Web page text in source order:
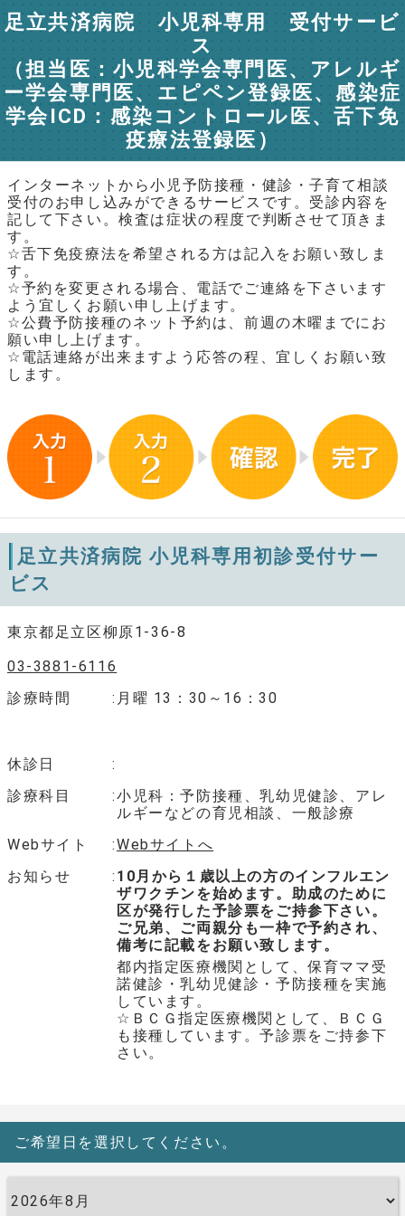
足立共済病院 小児科専用 受付サービ
ス
（担当医：小児科学会専門医、アレルギ
ー学会専門医、エピペン登録医、感染症
学会ICD：感染コントロール医、舌下免
疫療法登録医）
インターネットから小児予防接種・健診・子育て相談
受付のお申し込みができるサービスです。受診内容を
記して下さい。検査は症状の程度で判断させて頂きま
す。
☆舌下免疫療法を希望される方は記入をお願い致しま
す。
☆予約を変更される場合、電話でご連絡を下さいます
よう宜しくお願い申し上げます。
☆公費予防接種のネット予約は、前週の木曜までにお
願い申し上げます。
☆電話連絡が出来ますよう応答の程、宜しくお願い致
します。
足立共済病院 小児科専用初診受付サー
ビス
東京都足立区柳原1-36-8
03-3881-6116
診療時間
月曜 13：30～16：30
休診日
診療科目
小児科：予防接種、乳幼児健診、アレ
ルギーなどの育児相談、一般診療
Webサイト
Webサイトへ
お知らせ
10月から１歳以上の方のインフルエン
ザワクチンを始めます。助成のために
区が発行した予診票をご持参下さい。
ご兄弟、ご両親分も一枠で予約され、
備考に記載をお願い致します。
都内指定医療機関として、保育ママ受
諾健診・乳幼児健診・予防接種を実施
しています。
☆ＢＣＧ指定医療機関として、ＢＣＧ
も接種しています。予診票をご持参下
さい。
ご希望日を選択してください。